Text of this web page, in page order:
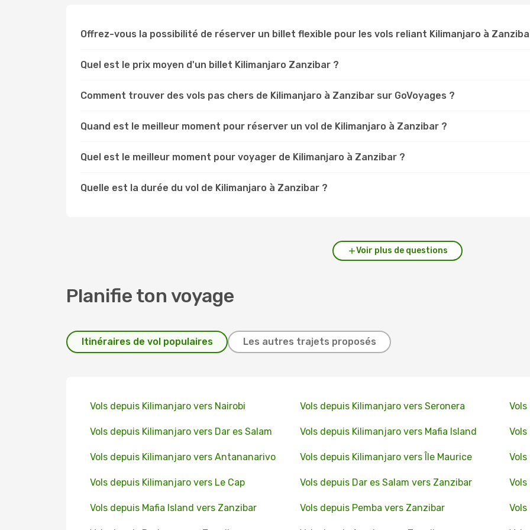
Offrez-vous la possibilité de réserver un billet flexible pour les vols reliant Kilimanjaro à
Quel est le prix moyen d'un billet Kilimanjaro Zanzibar ?
Comment trouver des vols pas chers de Kilimanjaro à Zanzibar sur GoVoyages ?
Quand est le meilleur moment pour réserver un vol de Kilimanjaro à Zanzibar ?
Quel est le meilleur moment pour voyager de Kilimanjaro à Zanzibar ?
Quelle est la durée du vol de Kilimanjaro à Zanzibar ?
Voir plus de questions
Planifie ton voyage
Itinéraires de vol populaires Les autres trajets proposés
Vols depuis Kilimanjaro vers Nairobi Vols depuis Kilimanjaro vers Seronera
Vols depuis Kilimanjaro vers Dar es Salam Vols depuis Kilimanjaro vers Mafia Island
Vols depuis Kilimanjaro vers Antananarivo Vols depuis Kilimanjaro vers Île Maurice
Vols depuis Kilimanjaro vers Le Cap Vols depuis Dar es Salam vers Zanzibar
Vols depuis Mafia Island vers Zanzibar Vols depuis Pemba vers Zanzibar